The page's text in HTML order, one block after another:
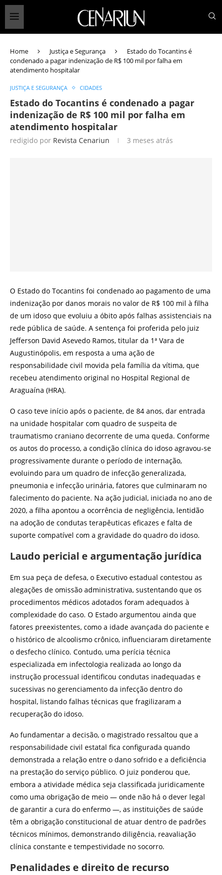
Home Justiça e Segurança
Estado do Tocantins é
condenado a pagar indenização de R$ 100 mil por falha em
atendimento hospitalar
JUSTIÇA E SEGURANÇA CIDADES
Estado do Tocantins é condenado a pagar
indenização de R$ 100 mil por falha em
atendimento hospitalar
redigido por Revista Cenariun 3 meses atrás
O Estado do Tocantins foi condenado ao pagamento de uma
indenização por danos morais no valor de R$ 100 mil à filha
de um idoso que evoluiu a óbito após falhas assistenciais na
rede pública de saúde. A sentença foi proferida pelo juiz
Jefferson David Asevedo Ramos, titular da 1ª Vara de
Augustinópolis, em resposta a uma ação de
responsabilidade civil movida pela família da vítima, que
recebeu atendimento original no Hospital Regional de
Araguaína (HRA).
O caso teve início após o paciente, de 84 anos, dar entrada
na unidade hospitalar com quadro de suspeita de
traumatismo craniano decorrente de uma queda. Conforme
os autos do processo, a condição clínica do idoso agravou-se
progressivamente durante o período de internação,
evoluindo para um quadro de infecção generalizada,
pneumonia e infecção urinária, fatores que culminaram no
falecimento do paciente. Na ação judicial, iniciada no ano de
2020, a filha apontou a ocorrência de negligência, lentidão
na adoção de condutas terapêuticas eficazes e falta de
suporte compatível com a gravidade do quadro do idoso.
Laudo pericial e argumentação jurídica
Em sua peça de defesa, o Executivo estadual contestou as
alegações de omissão administrativa, sustentando que os
procedimentos médicos adotados foram adequados à
complexidade do caso. O Estado argumentou ainda que
fatores preexistentes, como a idade avançada do paciente e
o histórico de alcoolismo crônico, influenciaram diretamente
o desfecho clínico. Contudo, uma perícia técnica
especializada em infectologia realizada ao longo da
instrução processual identificou condutas inadequadas e
sucessivas no gerenciamento da infecção dentro do
hospital, listando falhas técnicas que fragilizaram a
recuperação do idoso.
Ao fundamentar a decisão, o magistrado ressaltou que a
responsabilidade civil estatal fica configurada quando
demonstrada a relação entre o dano sofrido e a deficiência
na prestação do serviço público. O juiz ponderou que,
embora a atividade médica seja classificada juridicamente
como uma obrigação de meio — onde não há o dever legal
de garantir a cura do enfermo —, as instituições de saúde
têm a obrigação constitucional de atuar dentro de padrões
técnicos mínimos, demonstrando diligência, reavaliação
clínica constante e tempestividade no socorro.
Penalidades e direito de recurso